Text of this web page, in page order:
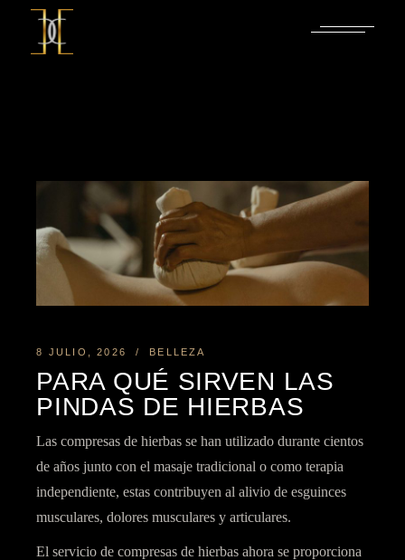
Saltar
contenido
8 JULIO, 2026 BELLEZA
PARA QUÉ SIRVEN LAS
PINDAS DE HIERBAS
Las compresas de hierbas se han utilizado durante cientos
de años junto con el masaje tradicional o como terapia
independiente, estas contribuyen al alivio de esguinces
musculares, dolores musculares y articulares.
El servicio de compresas de hierbas ahora se proporciona